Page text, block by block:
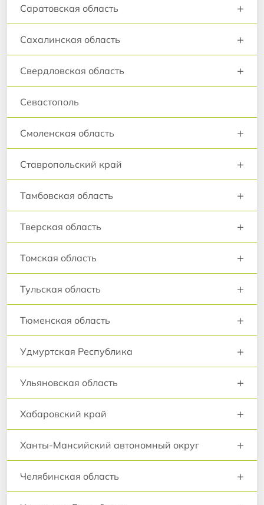
Саратовская область +
Сахалинская область +
Свердловская область +
Севастополь
Смоленская область +
Ставропольский край +
Тамбовская область +
Тверская область +
Томская область +
Тульская область +
Тюменская область +
Удмуртская Республика +
Ульяновская область +
Хабаровский край +
Ханты-Мансийский автономный округ +
Челябинская область +